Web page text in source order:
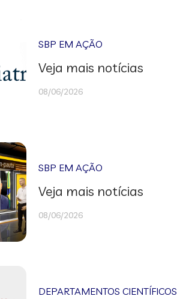
SBP EM AÇÃO
Veja mais notícias
08/06/2026
SBP EM AÇÃO
Veja mais notícias
08/06/2026
DEPARTAMENTOS CIENTÍFICOS